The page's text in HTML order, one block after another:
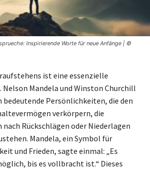
Inspirierende Worte für neue Anfänge | ©
ist eine essenzielle
Nelson Mandela und Winston Churchill
Persönlichkeiten, die den
verkörpern, die
Rückschlägen oder Niederlagen
Mandela, ein Symbol für
und Frieden, sagte einmal: „Es
bis es vollbracht ist.“ Dieses